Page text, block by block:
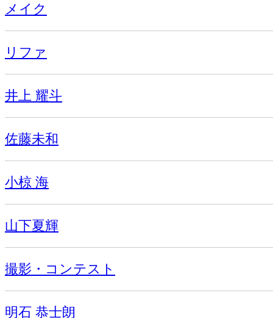
メイク
リファ
井上 耀斗
佐藤未和
小椋 海
山下夏輝
撮影・コンテスト
明石 恭士朗